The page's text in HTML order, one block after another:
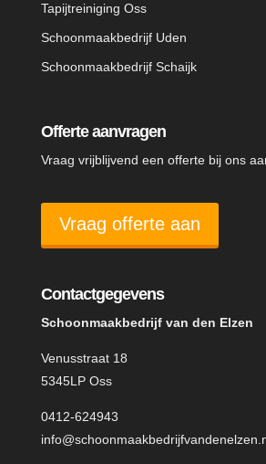
Tapijtreiniging Oss
Schoonmaakbedrijf Uden
Schoonmaakbedrijf Schaijk
Offerte aanvragen
Vraag vrijblijvend een offerte bij ons
Vraag offerte aan
Contactgegevens
Schoonmaakbedrijf van den Elzen
Venusstraat 18
5345LP Oss
0412-624943